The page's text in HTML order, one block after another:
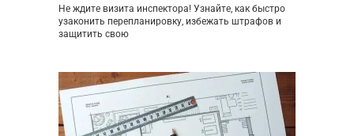
Не ждите визита инспектора! Узнайте, как быстро
узаконить перепланировку, избежать штрафов и
защитить свою